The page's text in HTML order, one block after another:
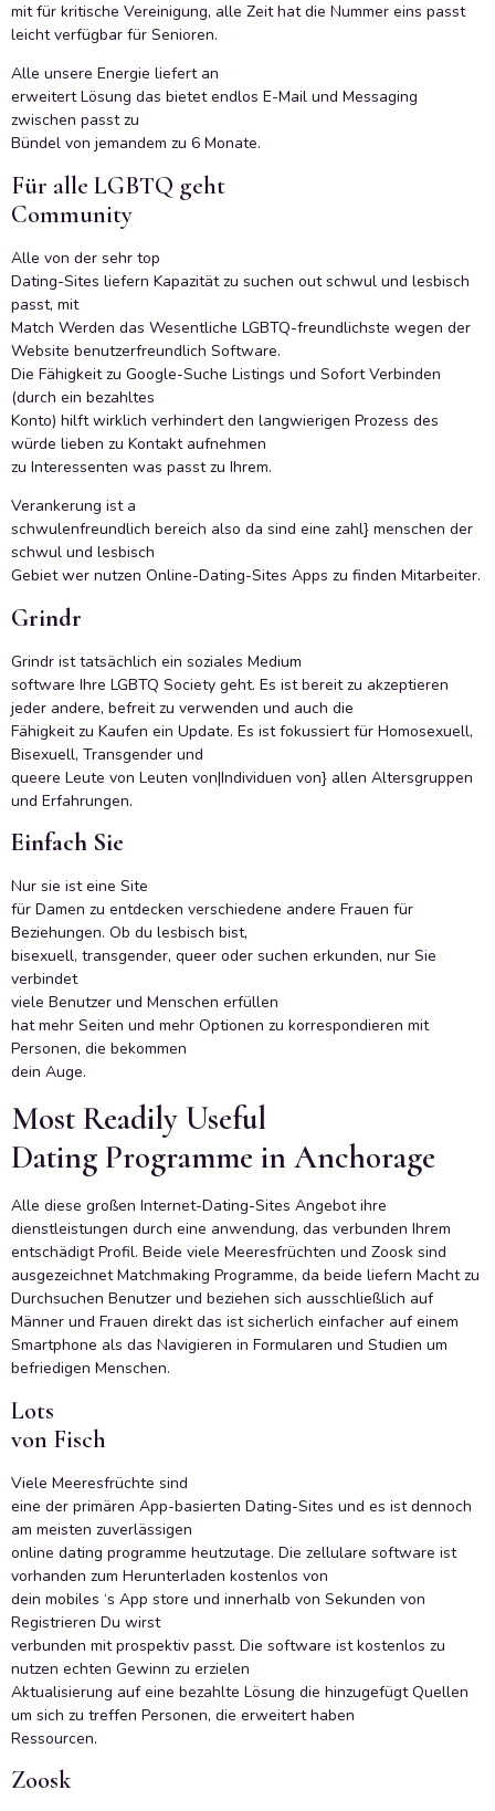
mit für kritische Vereinigung, alle Zeit hat die Nummer eins passt
leicht verfügbar für Senioren.
Alle unsere Energie liefert an
erweitert Lösung das bietet endlos E-Mail und Messaging
zwischen passt zu
Bündel von jemandem zu 6 Monate.
Für alle LGBTQ geht
Community
Alle von der sehr top
Dating-Sites liefern Kapazität zu suchen out schwul und lesbisch
passt, mit
Match Werden das Wesentliche LGBTQ-freundlichste wegen der
Website benutzerfreundlich Software.
Die Fähigkeit zu Google-Suche Listings und Sofort Verbinden
(durch ein bezahltes
Konto) hilft wirklich verhindert den langwierigen Prozess des
würde lieben zu Kontakt aufnehmen
zu Interessenten was passt zu Ihrem.
Verankerung ist a
schwulenfreundlich bereich also da sind eine zahl} menschen der
schwul und lesbisch
Gebiet wer nutzen Online-Dating-Sites Apps zu finden Mitarbeiter.
Grindr
Grindr ist tatsächlich ein soziales Medium
software Ihre LGBTQ Society geht. Es ist bereit zu akzeptieren
jeder andere, befreit zu verwenden und auch die
Fähigkeit zu Kaufen ein Update. Es ist fokussiert für Homosexuell,
Bisexuell, Transgender und
queere Leute von Leuten von|Individuen von} allen Altersgruppen
und Erfahrungen.
Einfach Sie
Nur sie ist eine Site
für Damen zu entdecken verschiedene andere Frauen für
Beziehungen. Ob du lesbisch bist,
bisexuell, transgender, queer oder suchen erkunden, nur Sie
verbindet
viele Benutzer und Menschen erfüllen
hat mehr Seiten und mehr Optionen zu korrespondieren mit
Personen, die bekommen
dein Auge.
Most Readily Useful
Dating Programme in Anchorage
Alle diese großen Internet-Dating-Sites Angebot ihre
dienstleistungen durch eine anwendung, das verbunden Ihrem
entschädigt Profil. Beide viele Meeresfrüchten und Zoosk sind
ausgezeichnet Matchmaking Programme, da beide liefern Macht zu
Durchsuchen Benutzer und beziehen sich ausschließlich auf
Männer und Frauen direkt das ist sicherlich einfacher auf einem
Smartphone als das Navigieren in Formularen und Studien um
befriedigen Menschen.
Lots
von Fisch
Viele Meeresfrüchte sind
eine der primären App-basierten Dating-Sites und es ist dennoch
am meisten zuverlässigen
online dating programme heutzutage. Die zellulare software ist
vorhanden zum Herunterladen kostenlos von
dein mobiles ‘s App store und innerhalb von Sekunden von
Registrieren Du wirst
verbunden mit prospektiv passt. Die software ist kostenlos zu
nutzen echten Gewinn zu erzielen
Aktualisierung auf eine bezahlte Lösung die hinzugefügt Quellen
um sich zu treffen Personen, die erweitert haben
Ressourcen.
Zoosk